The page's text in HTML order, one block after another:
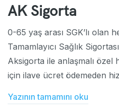
AK Sigorta
0-65 yaş arası SGK’lı olan
Tamamlayıcı Sağlık
Aksigorta ile anlaşmalı özel
için ilave ücret ödemeden
Yazının tamamını oku